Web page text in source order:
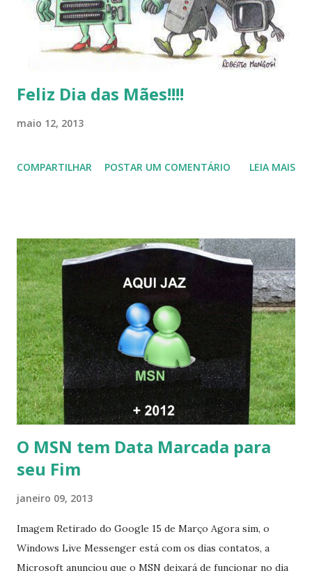
Feliz Dia das Mães!!!!
maio 12, 2013
COMPARTILHAR POSTAR UM COMENTÁRIO LEIA MAIS
O MSN tem Data Marcada para
seu Fim
janeiro 09, 2013
Imagem Retirado do Google 15 de Março Agora sim, o
Windows Live Messenger está com os dias contatos, a
Microsoft anunciou que o MSN deixará de funcionar no dia